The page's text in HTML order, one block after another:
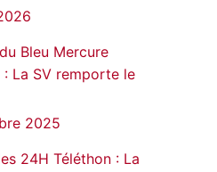
Bleu Mercure
: La SV remporte le
2025
24H Téléthon : La